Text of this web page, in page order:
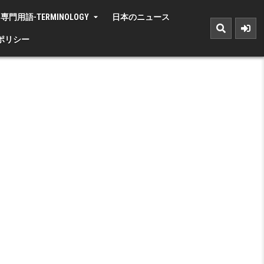
専門用語-TERMINOLOGY 日本のニュース
リシー